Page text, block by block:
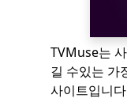
TVMuse는
길 수있는 가
사이트입니